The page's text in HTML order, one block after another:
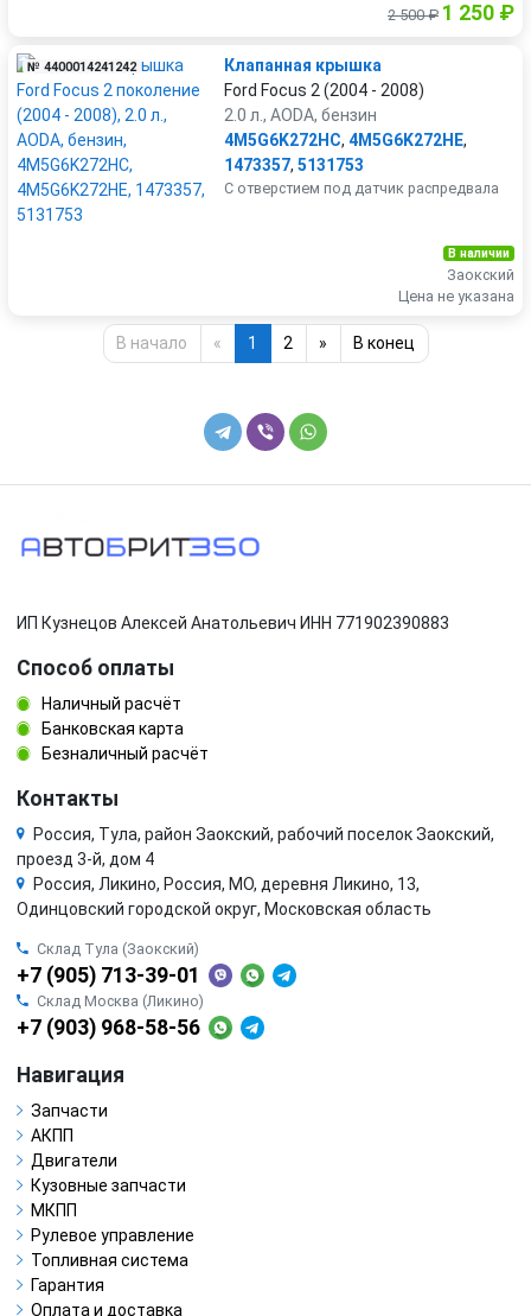
2 500 ₽ 1 250 ₽
№ 4400014241242
Клапанная крышка
Ford Focus 2 (2004 - 2008)
2.0 л., AODA, бензин
4M5G6K272HC, 4M5G6K272HE,
1473357, 5131753
С отверстием под датчик распредвала
В наличии
Заокский
Цена не указана
В начало « 1 2 » В конец
ИП Кузнецов Алексей Анатольевич ИНН 771902390883
Способ оплаты
Наличный расчёт
Банковская карта
Безналичный расчёт
Контакты
Россия, Тула, район Заокский, рабочий поселок Заокский,
проезд 3-й, дом 4
Россия, Ликино, Россия, МО, деревня Ликино, 13,
Одинцовский городской округ, Московская область
Склад Тула (Заокский)
+7 (905) 713-39-01
Склад Москва (Ликино)
+7 (903) 968-58-56
Навигация
Запчасти
АКПП
Двигатели
Кузовные запчасти
МКПП
Рулевое управление
Топливная система
Гарантия
Оплата и доставка